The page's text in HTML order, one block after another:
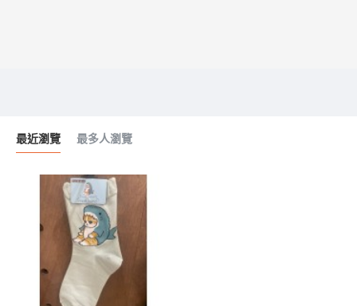
最近瀏覽 最多人瀏覽